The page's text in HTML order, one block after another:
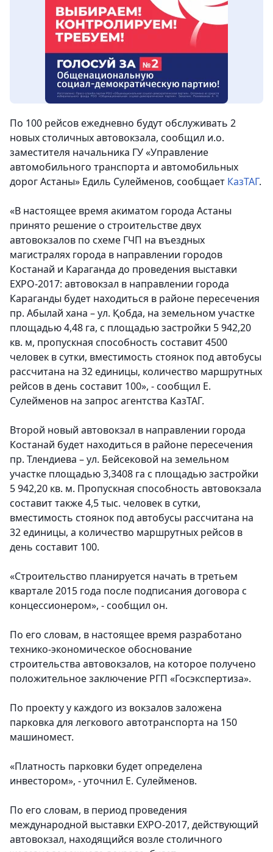
По 100 рейсов ежедневно будут обслуживать 2
новых столичных автовокзала, сообщил и.о.
заместителя начальника ГУ «Управление
автомобильного транспорта и автомобильных
дорог Астаны» Едиль Сулейменов, сообщает КазТАГ.
«В настоящее время акиматом города Астаны
принято решение о строительстве двух
автовокзалов по схеме ГЧП на въездных
магистралях города в направлении городов
Костанай и Караганда до проведения выставки
EXPO-2017: автовокзал в направлении города
Караганды будет находиться в районе пересечения
пр. Абылай хана – ул. Қобда, на земельном участке
площадью 4,48 га, с площадью застройки 5 942,20
кв. м, пропускная способность составит 4500
человек в сутки, вместимость стоянок под автобусы
рассчитана на 32 единицы, количество маршрутных
рейсов в день составит 100», - сообщил Е.
Сулейменов на запрос агентства КазТАГ.
Второй новый автовокзал в направлении города
Костанай будет находиться в районе пересечения
пр. Тлендиева – ул. Бейсековой на земельном
участке площадью 3,3408 га с площадью застройки
5 942,20 кв. м. Пропускная способность автовокзала
составит также 4,5 тыс. человек в сутки,
вместимость стоянок под автобусы рассчитана на
32 единицы, а количество маршрутных рейсов в
день составит 100.
«Строительство планируется начать в третьем
квартале 2015 года после подписания договора с
концессионером», - сообщил он.
По его словам, в настоящее время разработано
технико-экономическое обоснование
строительства автовокзалов, на которое получено
положительное заключение РГП «Госэкспертиза».
По проекту у каждого из вокзалов заложена
парковка для легкового автотранспорта на 150
машиномест.
«Платность парковки будет определена
инвестором», - уточнил Е. Сулейменов.
По его словам, в период проведения
международной выставки ЕХРО-2017, действующий
автовокзал, находящийся возле столичного